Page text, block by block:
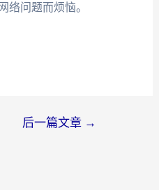
络问题而烦恼。
后一篇文章 →